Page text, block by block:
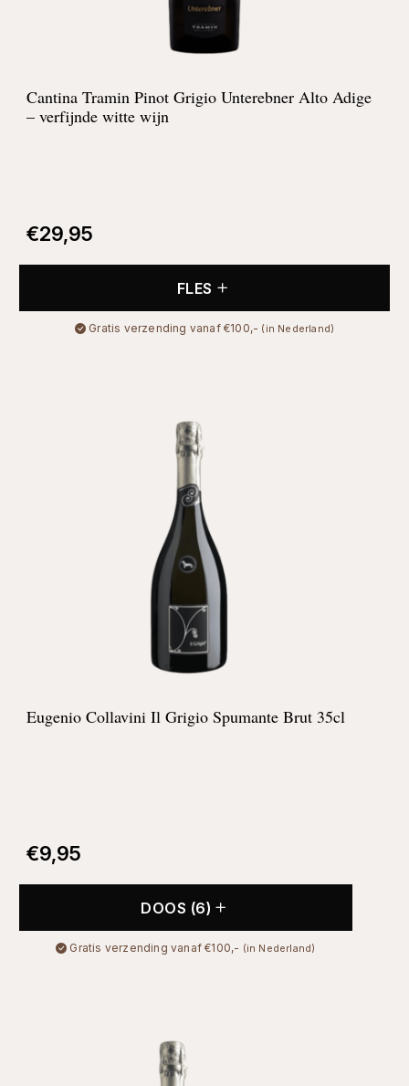
Cantina Tramin Pinot Grigio Unterebner Alto Adige
– verfijnde witte wijn
€29,95
FLES
Gratis verzending vanaf €100,- (in Nederland)
Eugenio Collavini Il Grigio Spumante Brut 35cl
€9,95
DOOS (6)
Gratis verzending vanaf €100,- (in Nederland)